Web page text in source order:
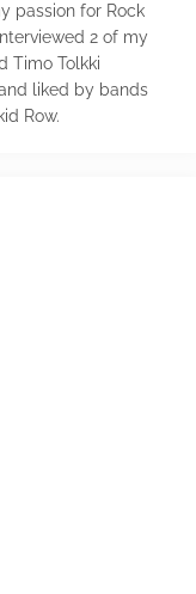
passion for Rock
2 of my
Timo Tolkki
liked by bands
Row.